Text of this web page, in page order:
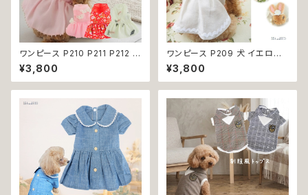
ワンピース P210 P211 P212 犬
イエロー ピンク ホワイト レッド
レモン 蝶 フラワー 猫 ペット 服
犬服 犬の服 犬洋服 犬の洋服
洋服 dog ドッグウェア ドッグウ
エア 女の子 小型犬 おしゃれ か
わいい 可愛い 透け感 コットン
返品交換不可
¥3,800
ワンピース P209 犬 イエロー
ナチュラル 猫 ペット 服 犬服 犬
の服 犬洋服 犬の洋服 洋服 猫
服 猫の服 猫洋服 猫の洋服 do
の子 小型犬 おしゃれ かわいい
可愛い 透け感 コットン 返品交
換不可
¥3,800